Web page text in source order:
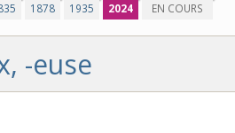
1878 1935 2024 EN COURS
-euse